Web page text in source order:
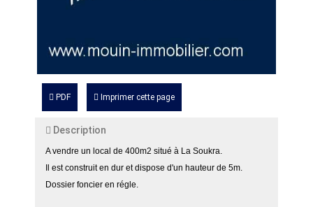
PDF Imprimer cette page
Description
A vendre un local de 400m2 situé à La Soukra.
Il est construit en dur et dispose d'un hauteur de 5m.
Dossier foncier en régle.